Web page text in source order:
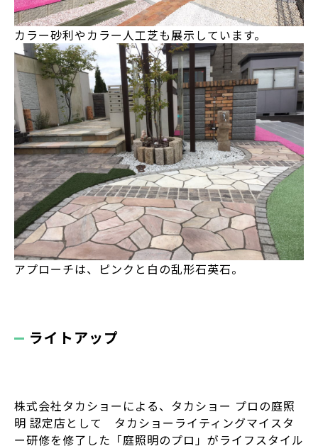
カラー砂利やカラー人工芝も展示しています。
アプローチは、ピンクと白の乱形石英石。
ライトアップ
株式会社タカショーによる、タカショー プロの庭照
明 認定店として タカショーライティングマイスタ
ー研修を修了した「庭照明のプロ」がライフスタイル